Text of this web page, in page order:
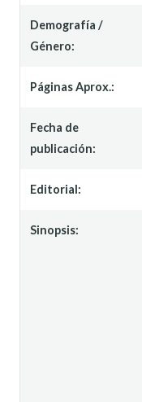
Demografía /
Género:
Páginas Aprox.:
Fecha de
publicación:
Editorial:
Sinopsis: